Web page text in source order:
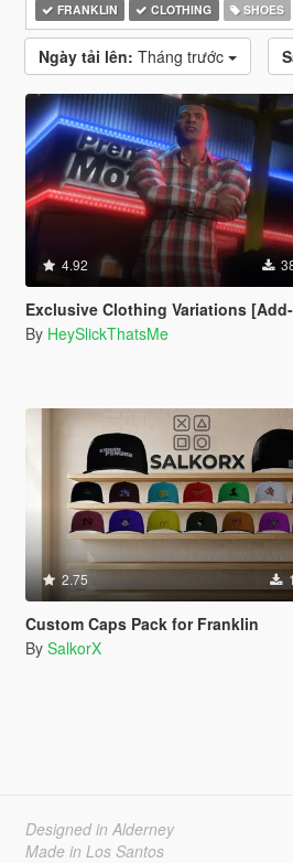
FRANKLIN CLOTHING SHOES
Ngày tải lên: Tháng trước
4.92
Exclusive Clothing Variations
By HeySlickThatsMe
2.75
Custom Caps Pack for Franklin
By SalkorX
Designed in Alderney
Made in Los Santos